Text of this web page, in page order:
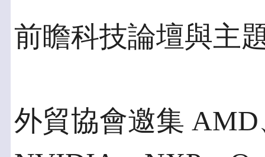
前瞻科技論壇與主
外貿協會邀集